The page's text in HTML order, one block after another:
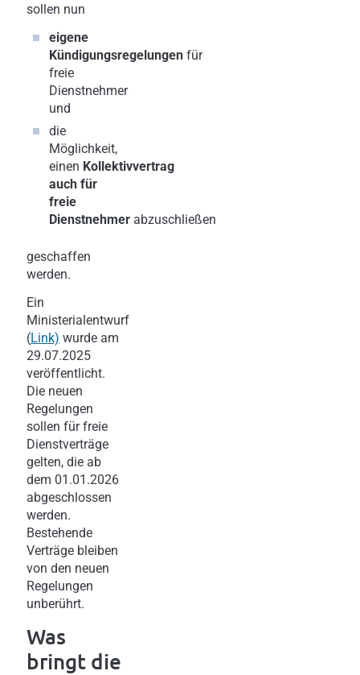
sollen nun
eigene
Kündigungsregelungen für
freie
Dienstnehmer
und
die
Möglichkeit,
einen Kollektivvertrag
auch für
freie
Dienstnehmer abzuschließen
geschaffen
werden.
Ein
Ministerialentwurf
(Link) wurde am
29.07.2025
veröffentlicht.
Die neuen
Regelungen
sollen für freie
Dienstverträge
gelten, die ab
dem 01.01.2026
abgeschlossen
werden.
Bestehende
Verträge bleiben
von den neuen
Regelungen
unberührt.
Was
bringt die